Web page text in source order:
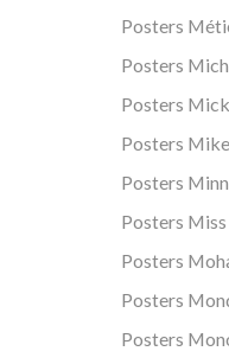
Posters
Posters
Posters
Posters
Posters
Posters
Posters
Posters
Posters